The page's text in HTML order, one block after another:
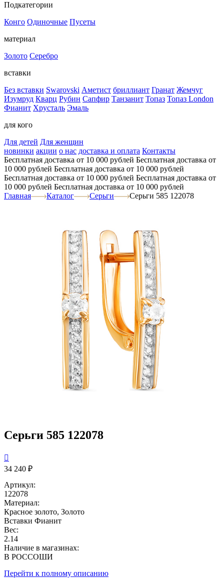
Подкатегории
Конго Одиночные Пусеты
материал
Золото Серебро
вставки
Без вставки Swarovski Аметист бриллиант Гранат Жемчуг
Изумруд Кварц Рубин Сапфир Танзанит Топаз Топаз London
Фианит Хрусталь Эмаль
для кого
Для детей Для женщин
новинки акции о нас доставка и оплата Контакты
Бесплатная доставка от 10 000 рублей Бесплатная доставка от
10 000 рублей Бесплатная доставка от 10 000 рублей
Бесплатная доставка от 10 000 рублей Бесплатная доставка от
10 000 рублей Бесплатная доставка от 10 000 рублей
Главная
Каталог Серьги Серьги 585 122078
Серьги 585 122078

34 240 ₽
Артикул:
122078
Материал:
Красное золото, Золото
Вставки Фианит
Вес:
2.14
Наличие в магазинах:
В РОССОШИ
Перейти к полному описанию